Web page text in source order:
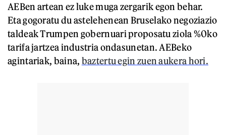
AEBen artean ez luke muga zergarik egon behar.
Eta gogoratu du astelehenean Bruselako negoziazio
taldeak Trumpen gobernuari proposatu ziola %0ko
tarifa jartzea industria ondasunetan. AEBeko
agintariak, baina, baztertu egin zuen aukera hori.